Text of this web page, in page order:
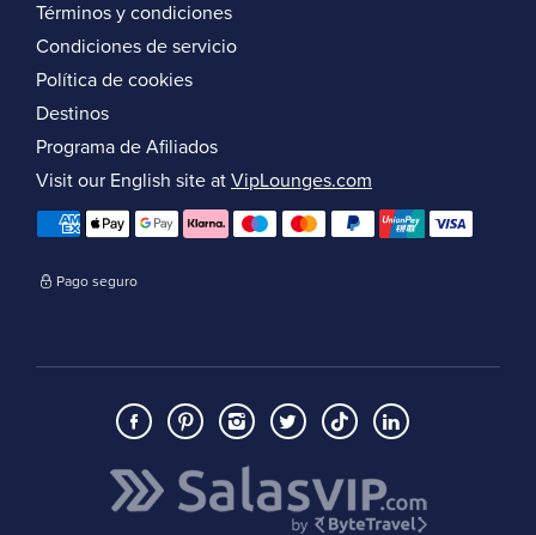
Términos y condiciones
Condiciones de servicio
Política de cookies
Destinos
Programa de Afiliados
Visit our English site at VipLounges.com
Pago seguro